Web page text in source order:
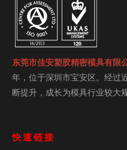
东莞市佳安塑胶精密模具有限
年，位于深圳市宝安区。经过
断提升，成长为模具行业较大
快速链接